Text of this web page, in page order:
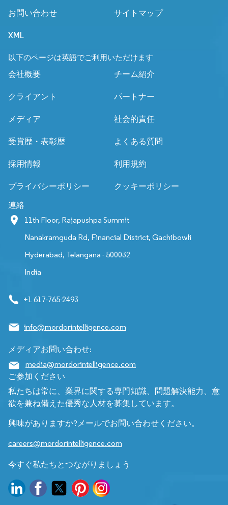
お問い合わせ サイトマップ
XML
以下のページは英語でご利用いただけます
会社概要
チーム紹介
クライアント パートナー
メディア 社会的責任
受賞歴・表彰歴 よくある質問
採用情報 利用規約
プライバシーポリシー クッキーポリシー
連絡
11th Floor, Rajapushpa Summit
Nanakramguda Rd, Financial District, Gachibowli
Hyderabad, Telangana - 500032
India
+1 617-765-2493
info@mordorintelligence.com
メディアお問い合わせ:
media@mordorintelligence.com
ご参加ください
私たちは常に、業界に関する専門知識、問題解決能力、意
欲を兼ね備えた優秀な人材を募集しています。
興味がありますか?メールでお問い合わせください。
careers@mordorintelligence.com
今すぐ私たちとつながりましょう